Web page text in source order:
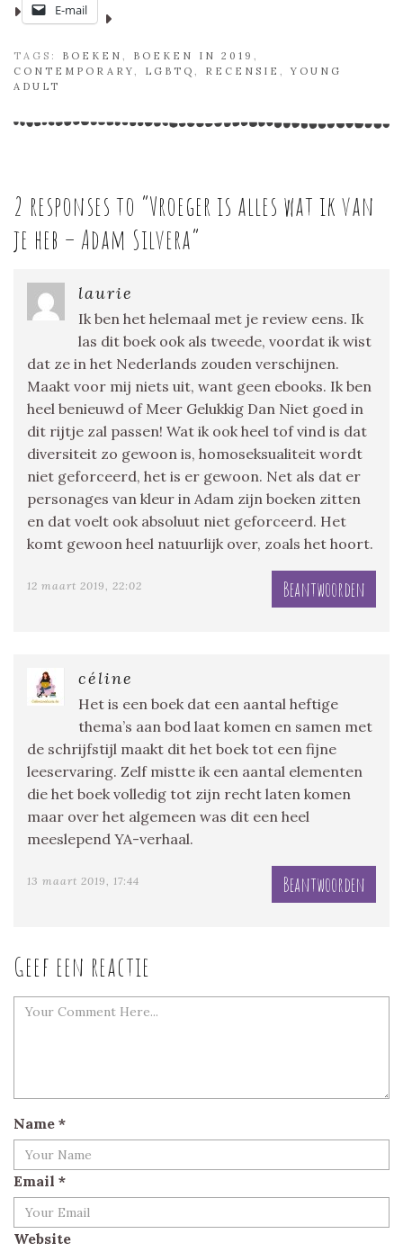
E-mail
TAGS: BOEKEN BOEKEN IN 2019
CONTEMPORARY
LGBTQ RECENSIE ,YOUNG
ADULT
2 responses to “Vroeger is alles wat ik van
je heb – Adam Silvera”
laurie
Ik ben het helemaal met je review eens. Ik
las dit boek ook als tweede, voordat ik wist
dat ze in het Nederlands zouden verschijnen.
Maakt voor mij niets uit, want geen ebooks. Ik ben
heel benieuwd of Meer Gelukkig Dan Niet goed in
dit rijtje zal passen! Wat ik ook heel tof vind is dat
diversiteit zo gewoon is, homoseksualiteit wordt
niet geforceerd, het is er gewoon. Net als dat er
personages van kleur in Adam zijn boeken zitten
en dat voelt ook absoluut niet geforceerd. Het
komt gewoon heel natuurlijk over, zoals het hoort.
12 maart 2019, 22:02 Beantwoorden
céline
Het is een boek dat een aantal heftige
thema’s aan bod laat komen en samen met
de schrijfstijl maakt dit het boek tot een fijne
leeservaring. Zelf mistte ik een aantal elementen
die het boek volledig tot zijn recht laten komen
maar over het algemeen was dit een heel
meeslepend YA-verhaal.
13 maart 2019, 17:44 Beantwoorden
Geef een reactie
Name *
Email *
Website